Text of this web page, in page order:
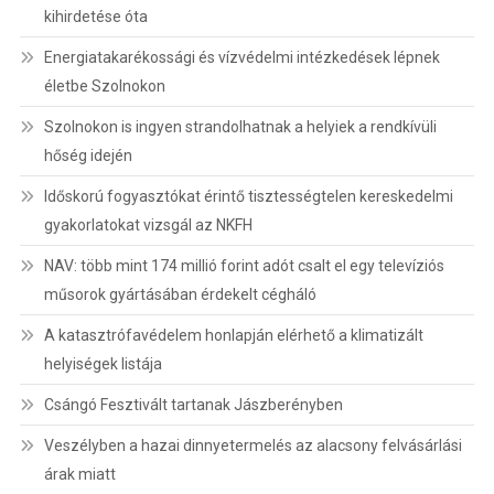
kihirdetése óta
Energiatakarékossági és vízvédelmi intézkedések lépnek
életbe Szolnokon
Szolnokon is ingyen strandolhatnak a helyiek a rendkívüli
hőség idején
Időskorú fogyasztókat érintő tisztességtelen kereskedelmi
gyakorlatokat vizsgál az NKFH
NAV: több mint 174 millió forint adót csalt el egy televíziós
műsorok gyártásában érdekelt cégháló
A katasztrófavédelem honlapján elérhető a klimatizált
helyiségek listája
Csángó Fesztivált tartanak Jászberényben
Veszélyben a hazai dinnyetermelés az alacsony felvásárlási
árak miatt